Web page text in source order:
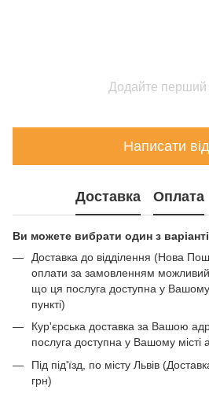
Додайте перший
Написати
Доставка Оплата
Ви можете вибрати один з
Доставка до відділення (Нова
оплати за замовленням
що ця послуга доступна у
пункті)
Кур'єрська доставка за Вашою
послуга доступна у Вашому місті
Під під'їзд, по місту Львів
грн)